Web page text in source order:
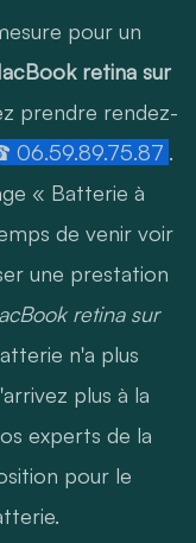
pour un
retina sur
prendre rendez-
06.59.89.75.87 .
« Batterie à
de venir voir
une prestation
retina sur
n'a plus
plus à la
experts de la
pour le